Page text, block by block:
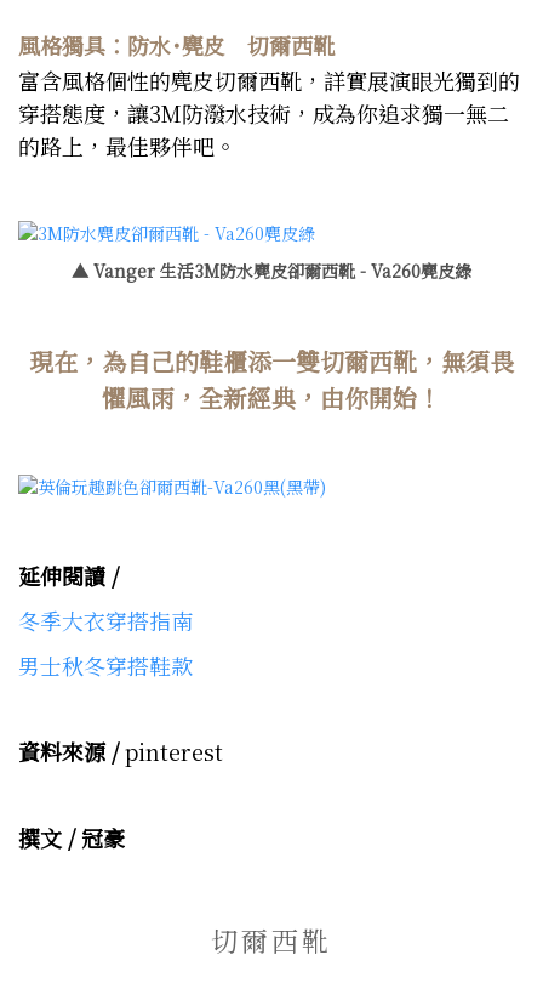
風格獨具：防水˙麂皮 切爾西靴
富含風格個性的麂皮切爾西靴，詳實展演眼光獨到的
穿搭態度，讓3M防潑水技術，成為你追求獨一無二
的路上，最佳夥伴吧。
▲ Vanger 生活3M防水麂皮卻爾西靴 - Va260麂皮綠
現在，為自己的鞋櫃添一雙切爾西靴，無須畏
懼風雨，全新經典，由你開始！
延伸閱讀 /
冬季大衣穿搭指南
男士秋冬穿搭鞋款
資料來源 /pinterest
撰文 / 冠豪
切爾西靴